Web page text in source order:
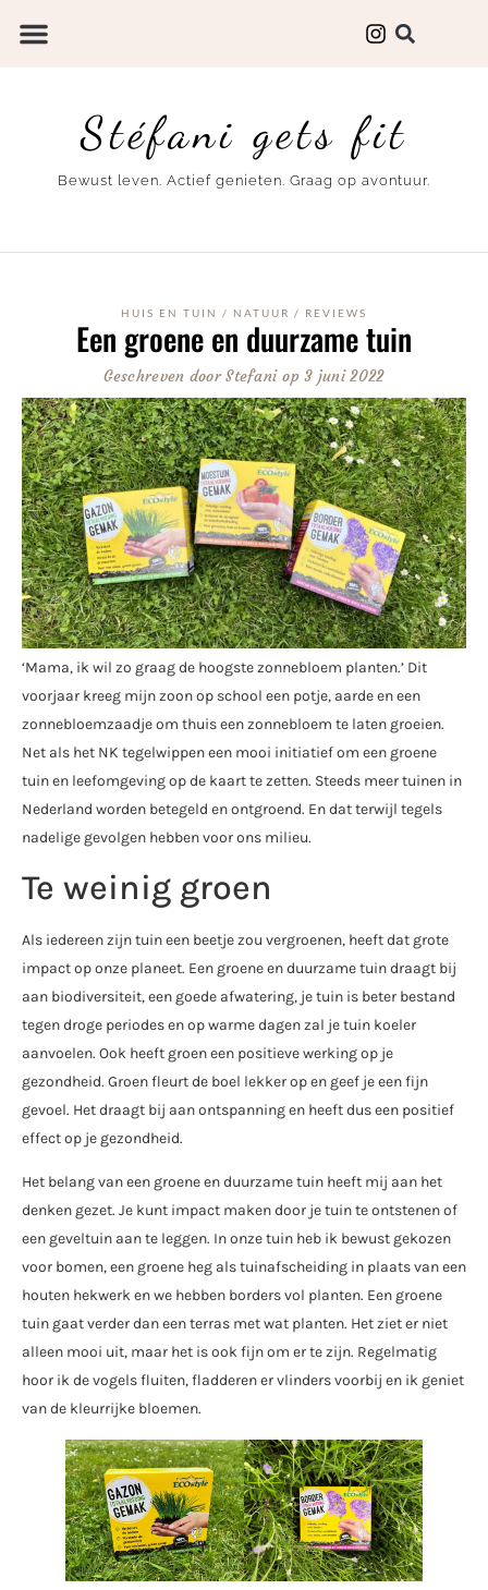
Stéfani gets fit
Bewust leven. Actief genieten. Graag op avontuur.
HUIS EN TUIN / NATUUR / REVIEWS
Een groene en duurzame tuin
Geschreven doorStefani op 3 juni 2022
‘Mama, ik wil zo graag de hoogste zonnebloem planten.’ Dit
voorjaar kreeg mijn zoon op school een potje, aarde en een
zonnebloemzaadje om thuis een zonnebloem te laten groeien.
Net als het NK tegelwippen een mooi initiatief om een groene
tuin en leefomgeving op de kaart te zetten. Steeds meer tuinen in
Nederland worden betegeld en ontgroend. En dat terwijl tegels
nadelige gevolgen hebben voor ons milieu.
Te weinig groen
Als iedereen zijn tuin een beetje zou vergroenen, heeft dat grote
impact op onze planeet. Een groene en duurzame tuin draagt bij
aan biodiversiteit, een goede afwatering, je tuin is beter bestand
tegen droge periodes en op warme dagen zal je tuin koeler
aanvoelen. Ook heeft groen een positieve werking op je
gezondheid. Groen fleurt de boel lekker op en geef je een fijn
gevoel. Het draagt bij aan ontspanning en heeft dus een positief
effect op je gezondheid.
Het belang van een groene en duurzame tuin heeft mij aan het
denken gezet. Je kunt impact maken door je tuin te ontstenen of
een geveltuin aan te leggen. In onze tuin heb ik bewust gekozen
voor bomen, een groene heg als tuinafscheiding in plaats van een
houten hekwerk en we hebben borders vol planten. Een groene
tuin gaat verder dan een terras met wat planten. Het ziet er niet
alleen mooi uit, maar het is ook fijn om er te zijn. Regelmatig
hoor ik de vogels fluiten, fladderen er vlinders voorbij en ik geniet
van de kleurrijke bloemen.